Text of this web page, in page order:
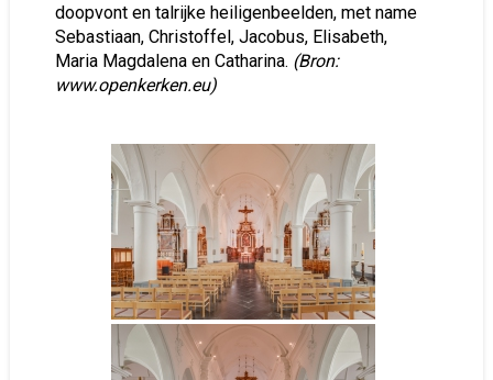
doopvont en talrijke heiligenbeelden, met name
Sebastiaan, Christoffel, Jacobus, Elisabeth,
Maria Magdalena en Catharina. (Bron:
www.openkerken.eu)